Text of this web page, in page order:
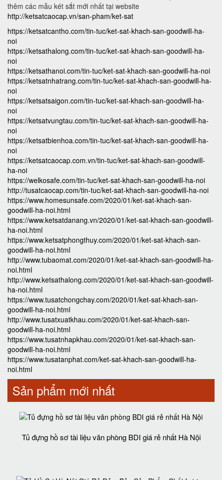
thêm các mẫu két sắt mới nhất tại website
http://ketsatcaocap.vn/san-pham/ket-sat
https://ketsatcantho.com/tin-tuc/ket-sat-khach-san-goodwill-ha-
noi
https://ketsathalong.com/tin-tuc/ket-sat-khach-san-goodwill-ha-
noi
https://ketsathanoi.com/tin-tuc/ket-sat-khach-san-goodwill-ha-noi
https://ketsatnhatrang.com/tin-tuc/ket-sat-khach-san-goodwill-ha-
noi
https://ketsatsaigon.com/tin-tuc/ket-sat-khach-san-goodwill-ha-
noi
https://ketsatvungtau.com/tin-tuc/ket-sat-khach-san-goodwill-ha-
noi
https://ketsatbienhoa.com/tin-tuc/ket-sat-khach-san-goodwill-ha-
noi
https://ketsatcaocap.com.vn/tin-tuc/ket-sat-khach-san-goodwill-
ha-noi
https://welkosafe.com/tin-tuc/ket-sat-khach-san-goodwill-ha-noi
http://tusatcaocap.com/tin-tuc/ket-sat-khach-san-goodwill-ha-noi
https://www.homesunsafe.com/2020/01/ket-sat-khach-san-
goodwill-ha-noi.html
https://www.ketsatdanang.vn/2020/01/ket-sat-khach-san-goodwill-
ha-noi.html
https://www.ketsatphongthuy.com/2020/01/ket-sat-khach-san-
goodwill-ha-noi.html
http://www.tubaomat.com/2020/01/ket-sat-khach-san-goodwill-ha-
noi.html
http://www.ketsathalong.com/2020/01/ket-sat-khach-san-goodwill-
ha-noi.html
https://www.tusatchongchay.com/2020/01/ket-sat-khach-san-
goodwill-ha-noi.html
http://www.tusatxuatkhau.com/2020/01/ket-sat-khach-san-
goodwill-ha-noi.html
https://www.tusatnhapkhau.com/2020/01/ket-sat-khach-san-
goodwill-ha-noi.html
https://www.tusatanphat.com/ket-sat-khach-san-goodwill-ha-
noi.html
Sản phẩm mới nhất
Tủ đựng hồ sơ tài liệu văn phòng BDI giá rẻ nhất Hà Nội